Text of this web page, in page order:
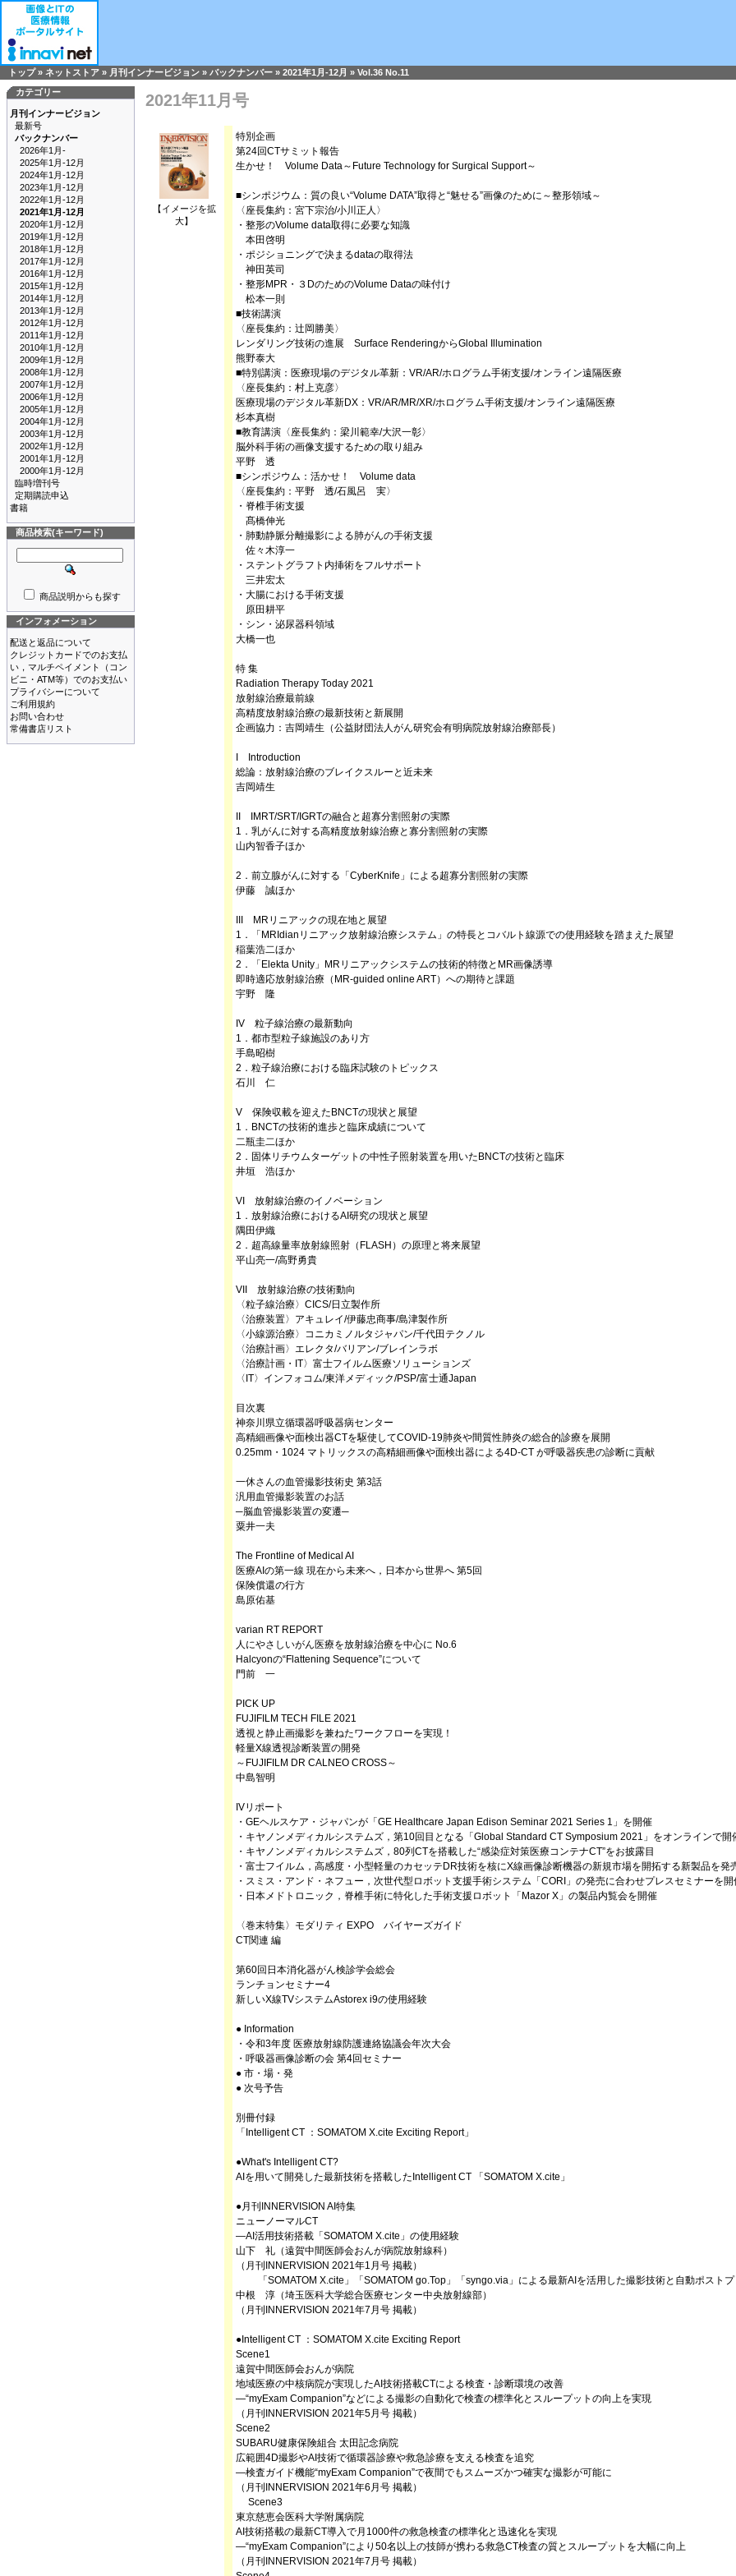
トップ» ネットストア » 月刊インナービジョン » バックナンバー » 2021年1月-12月 » Vol.36 No.11
カテゴリー
月刊インナービジョン
最新号
バックナンバー
2026年1月-
2025年1月-12月
2024年1月-12月
2023年1月-12月
2022年1月-12月
2021年1月-12月
2020年1月-12月
2019年1月-12月
2018年1月-12月
2017年1月-12月
2016年1月-12月
2015年1月-12月
2014年1月-12月
2013年1月-12月
2012年1月-12月
2011年1月-12月
2010年1月-12月
2009年1月-12月
2008年1月-12月
2007年1月-12月
2006年1月-12月
2005年1月-12月
2004年1月-12月
2003年1月-12月
2002年1月-12月
2001年1月-12月
2000年1月-12月
臨時増刊号
定期購読申込
書籍
商品検索(キーワード)
商品説明からも探す
インフォメーション
配送と返品について
クレジットカードでのお支払
い，マルチペイメント（コン
ビニ・ATM等）でのお支払い
プライバシーについて
ご利用規約
お問い合わせ
常備書店リスト
2021年11月号
【イメージを拡
大】
特別企画
第24回CTサミット報告
生かせ！ Volume Data～Future Technology for Surgical Support～
■シンポジウム：質の良い“Volume DATA”取得と“魅せる”画像のために～整形領域～
〈座長集約：宮下宗治/小川正人〉
・整形のVolume data取得に必要な知識
本田啓明
・ポジショニングで決まるdataの取得法
神田英司
・整形MPR・３DのためのVolume Dataの味付け
松本一則
■技術講演
〈座長集約：辻岡勝美〉
レンダリング技術の進展 Surface RenderingからGlobal Illumination
熊野泰大
■特別講演：医療現場のデジタル革新：VR/AR/ホログラム手術支援/オンライン遠隔医療
〈座長集約：村上克彦〉
医療現場のデジタル革新DX：VR/AR/MR/XR/ホログラム手術支援/オンライン遠隔医療
杉本真樹
■教育講演〈座長集約：梁川範幸/大沢一彰〉
脳外科手術の画像支援するための取り組み
平野 透
■シンポジウム：活かせ！ Volume data
〈座長集約：平野 透/石風呂 実〉
・脊椎手術支援
髙橋伸光
・肺動静脈分離撮影による肺がんの手術支援
佐々木淳一
・ステントグラフト内挿術をフルサポート
三井宏太
・大腸における手術支援
原田耕平
・シン・泌尿器科領域
大橋一也
特 集
Radiation Therapy Today 2021
放射線治療最前線
高精度放射線治療の最新技術と新展開
企画協力：吉岡靖生（公益財団法人がん研究会有明病院放射線治療部長）
I Introduction
総論：放射線治療のブレイクスルーと近未来
吉岡靖生
II IMRT/SRT/IGRTの融合と超寡分割照射の実際
1．乳がんに対する高精度放射線治療と寡分割照射の実際
山内智香子ほか
2．前立腺がんに対する「CyberKnife」による超寡分割照射の実際
伊藤 誠ほか
III MRリニアックの現在地と展望
1．「MRIdianリニアック放射線治療システム」の特長とコバルト線源での使用経験を踏まえた展望
稲葉浩二ほか
2．「Elekta Unity」MRリニアックシステムの技術的特徴とMR画像誘導
即時適応放射線治療（MR-guided online ART）への期待と課題
宇野 隆
IV 粒子線治療の最新動向
1．都市型粒子線施設のあり方
手島昭樹
2．粒子線治療における臨床試験のトピックス
石川 仁
V 保険収載を迎えたBNCTの現状と展望
1．BNCTの技術的進歩と臨床成績について
二瓶圭二ほか
2．固体リチウムターゲットの中性子照射装置を用いたBNCTの技術と臨床
井垣 浩ほか
VI 放射線治療のイノベーション
1．放射線治療におけるAI研究の現状と展望
隅田伊織
2．超高線量率放射線照射（FLASH）の原理と将来展望
平山亮一/高野勇貴
VII 放射線治療の技術動向
〈粒子線治療〉CICS/日立製作所
〈治療装置〉アキュレイ/伊藤忠商事/島津製作所
〈小線源治療〉コニカミノルタジャパン/千代田テクノル
〈治療計画〉エレクタ/バリアン/ブレインラボ
〈治療計画・IT〉富士フイルム医療ソリューションズ
〈IT〉インフォコム/東洋メディック/PSP/富士通Japan
目次裏
神奈川県立循環器呼吸器病センター
高精細画像や面検出器CTを駆使してCOVID-19肺炎や間質性肺炎の総合的診療を展開
0.25mm・1024 マトリックスの高精細画像や面検出器による4D-CT が呼吸器疾患の診断に貢献
一休さんの血管撮影技術史 第3話
汎用血管撮影装置のお話
─脳血管撮影装置の変遷─
粟井一夫
The Frontline of Medical AI
医療AIの第一線 現在から未来へ，日本から世界へ 第5回
保険償還の行方
島原佑基
varian RT REPORT
人にやさしいがん医療を放射線治療を中心に No.6
Halcyonの“Flattening Sequence”について
門前 一
PICK UP
FUJIFILM TECH FILE 2021
透視と静止画撮影を兼ねたワークフローを実現！
軽量X線透視診断装置の開発
～FUJIFILM DR CALNEO CROSS～
中島智明
IVリポート
・GEヘルスケア・ジャパンが「GE Healthcare Japan Edison Seminar 2021 Series 1」を開催
・キヤノンメディカルシステムズ，第10回目となる「Global Standard CT Symposium 2021」をオンラインで開
・キヤノンメディカルシステムズ，80列CTを搭載した“感染症対策医療コンテナCT”をお披露目
・富士フイルム，高感度・小型軽量のカセッテDR技術を核にX線画像診断機器の新規市場を開拓する新製品を発
・スミス・アンド・ネフュー，次世代型ロボット支援手術システム「CORI」の発売に合わせプレスセミナーを開
・日本メドトロニック，脊椎手術に特化した手術支援ロボット「Mazor X」の製品内覧会を開催
〈巻末特集〉モダリティ EXPO バイヤーズガイド
CT関連 編
第60回日本消化器がん検診学会総会
ランチョンセミナー4
新しいX線TVシステムAstorex i9の使用経験
● Information
・令和3年度 医療放射線防護連絡協議会年次大会
・呼吸器画像診断の会 第4回セミナー
● 市・場・発
● 次号予告
別冊付録
「Intelligent CT ：SOMATOM X.cite Exciting Report」
●What's Intelligent CT?
AIを用いて開発した最新技術を搭載したIntelligent CT 「SOMATOM X.cite」
●月刊INNERVISION AI特集
ニューノーマルCT
—AI活用技術搭載「SOMATOM X.cite」の使用経験
山下 礼（遠賀中間医師会おんが病院放射線科）
（月刊INNERVISION 2021年1月号 掲載）
「SOMATOM X.cite」「SOMATOM go.Top」「syngo.via」による最新AIを活用した撮影技術と自動ポストプ
中根 淳（埼玉医科大学総合医療センター中央放射線部）
（月刊INNERVISION 2021年7月号 掲載）
●Intelligent CT ：SOMATOM X.cite Exciting Report
Scene1
遠賀中間医師会おんが病院
地域医療の中核病院が実現したAI技術搭載CTによる検査・診断環境の改善
—“myExam Companion”などによる撮影の自動化で検査の標準化とスループットの向上を実現
（月刊INNERVISION 2021年5月号 掲載）
Scene2
SUBARU健康保険組合 太田記念病院
広範囲4D撮影やAI技術で循環器診療や救急診療を支える検査を追究
—検査ガイド機能“myExam Companion”で夜間でもスムーズかつ確実な撮影が可能に
（月刊INNERVISION 2021年6月号 掲載）
Scene3
東京慈恵会医科大学附属病院
AI技術搭載の最新CT導入で月1000件の救急検査の標準化と迅速化を実現
—“myExam Companion”により50名以上の技師が携わる救急CT検査の質とスループットを大幅に向上
（月刊INNERVISION 2021年7月号 掲載）